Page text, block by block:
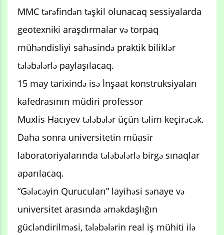
MMC tərəfindən təşkil olunacaq sessiyalarda
geotexniki araşdırmalar və torpaq
mühəndisliyi sahəsində praktik biliklər
tələbələrlə paylaşılacaq.
15 may tarixində isə İnşaat konstruksiyaları
kafedrasının müdiri professor
Muxlis Hacıyev tələbələr üçün təlim keçirəcək.
Daha sonra universitetin müasir
laboratoriyalarında tələbələrlə birgə sınaqlar
aparılacaq.
“Gələcəyin Qurucuları” layihəsi sənaye və
universitet arasında əməkdaşlığın
gücləndirilməsi, tələbələrin real iş mühiti ilə